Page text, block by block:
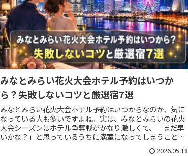
みなとみらい花火大会ホテル予約はいつか
ら？失敗しないコツと厳選宿7選
みなとみらい花火大会ホテル予約はいつからなのか、気に
なっている人も多いですよね。実は、みなとみらいの花火
大会シーズンはホテル争奪戦がかなり激しくて、「まだ早
いかな？」と思っているうちに満室になってしまうことも
2026.05.18